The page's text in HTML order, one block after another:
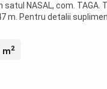
NASAL, com. TAGA.
m. Pentru detalii
m2